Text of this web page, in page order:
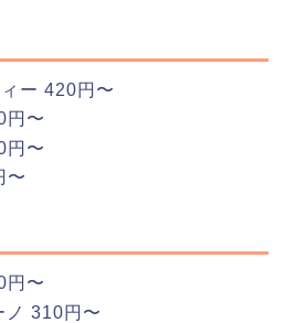
ー 420円〜
円〜
円〜
〜
円〜
ノ 310円〜